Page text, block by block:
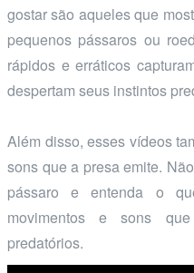
gostar são aqueles que
pequenos pássaros ou
rápidos e erráticos
despertam seus instintos
Além disso, esses vídeos
sons que a presa emite.
pássaro e entenda o
movimentos e sons
predatórios.